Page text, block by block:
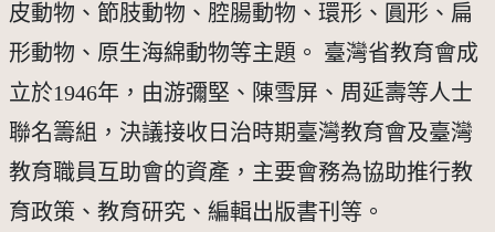
皮動物、節肢動物、腔腸動物、環形、圓形、扁
形動物、原生海綿動物等主題。 臺灣省教育會成
立於1946年，由游彌堅、陳雪屏、周延壽等人士
聯名籌組，決議接收日治時期臺灣教育會及臺灣
教育職員互助會的資產，主要會務為協助推行教
育政策、教育研究、編輯出版書刊等。